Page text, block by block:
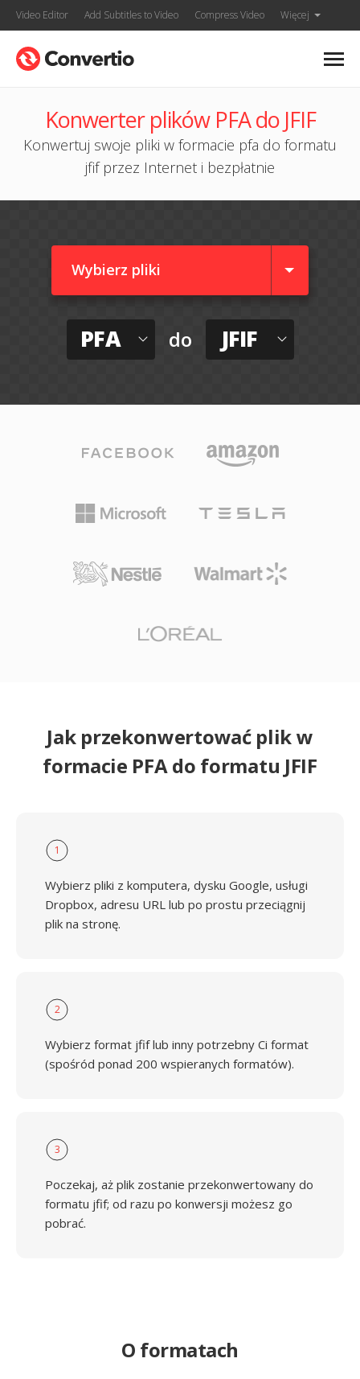
Video Editor Add Subtitles to Video Compress Video Więcej
Konwerter plików PFA do JFIF
Konwertuj swoje pliki w formacie pfa do formatu
jfif przez Internet i bezpłatnie
Wybierz pliki
PFA do JFIF
Jak przekonwertować plik w
formacie PFA do formatu JFIF
1
Wybierz pliki z komputera, dysku Google, usługi
Dropbox, adresu URL lub po prostu przeciągnij
plik na stronę.
2
Wybierz format jfif lub inny potrzebny Ci format
(spośród ponad 200 wspieranych formatów).
3
Poczekaj, aż plik zostanie przekonwertowany do
formatu jfif; od razu po konwersji możesz go
pobrać.
O formatach